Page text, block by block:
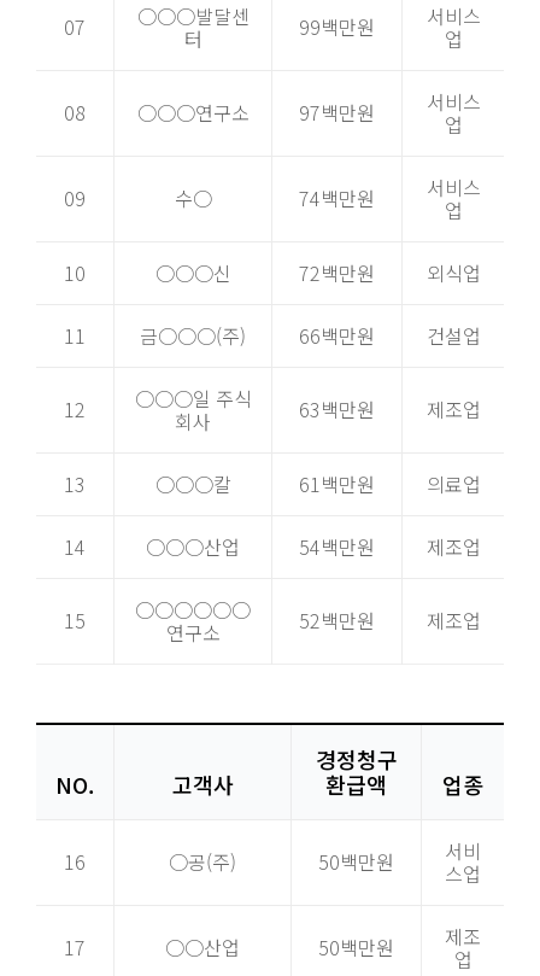
07 ○○○발달센
터 99백만원 서비스
업
08 ○○○연구소 97백만원 서비스
업
09 수○ 74백만원 서비스
업
10 ○○○신 72백만원 외식업
11 금○○○(주) 66백만원 건설업
12 ○○○일 주식
회사 63백만원 제조업
13 ○○○칼 61백만원 의료업
14 ○○○산업 54백만원 제조업
15 ○○○○○○
연구소 52백만원 제조업
NO. 고객사
경정청구
환급액
업종
16 ○공(주) 50백만원 서비
스업
17 ○○산업 50백만원 제조
업